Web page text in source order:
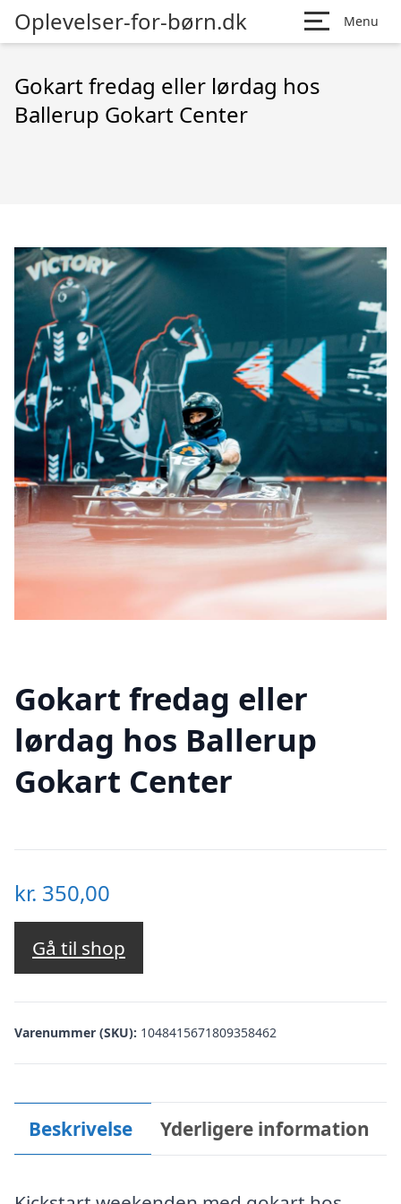
Oplevelser-for-børn.dk Menu
Gokart fredag eller lørdag hos
Ballerup Gokart Center
Gokart fredag eller
lørdag hos Ballerup
Gokart Center
kr. 350,00
Gå til shop
Varenummer (SKU): 1048415671809358462
Beskrivelse Yderligere information